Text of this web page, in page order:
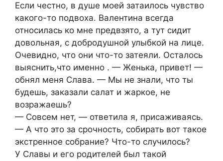
Если честно, в душе моей затаилось чувство
какого-то подвоха. Валентина всегда
относилась ко мне предвзято, а тут сидит
довольная, с добродушной улыбкой на лице.
Очевидно, что они что-то затеяли. Осталось
выяснить,что именно . — Женька, привет! —
обнял меня Слава. — Мы не знали, что ты
будешь, заказали салат и жаркое, не
возражаешь?
— Совсем нет, — ответила я, присаживаясь.
— А что это за срочность, собирать вот такое
экстренное собрание? Что-то случилось?
У Славы и его родителей был такой